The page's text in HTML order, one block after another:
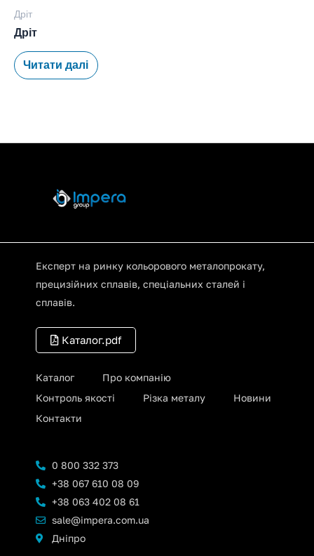
Дріт
Дріт
Читати далі
Експерт на ринку кольорового металопрокату,
прецизійних сплавів, спеціальних сталей і
сплавів.
Каталог.pdf
Каталог
Про компанію
Контроль якості
Різка металу
Новини
Контакти
0 800 332 373
+38 067 610 08 09
+38 063 402 08 61
sale@impera.com.ua
Дніпро